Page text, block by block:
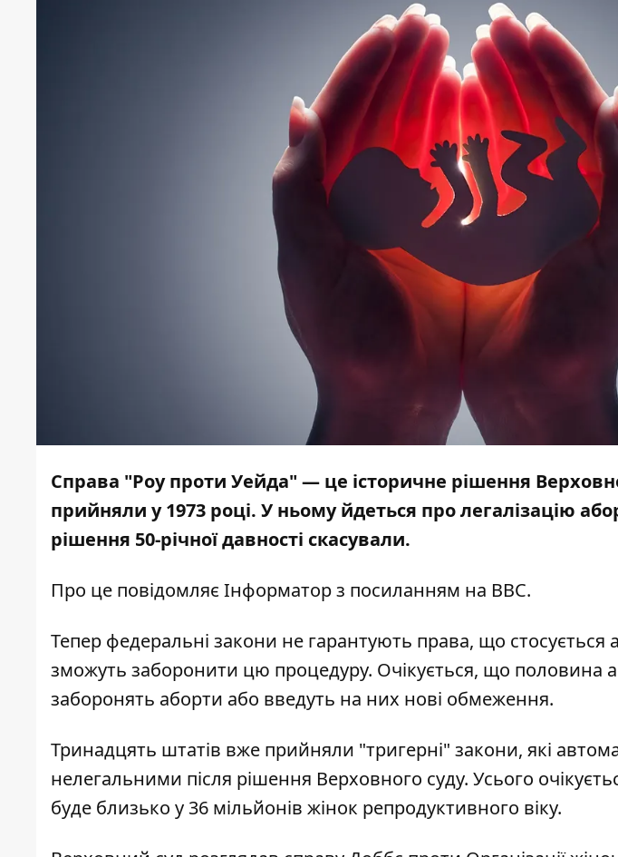
Справа "Роу проти Уейда" — це історичне рішення
прийняли у 1973 році. У ньому йдеться про легалізацію
рішення 50-річної давності скасували.
Про це повідомляє Інформаторз посиланням на BBC.
Тепер федеральні закони не гарантують права, що стосується
зможуть заборонити цю процедуру. Очікується, що половина
заборонять аборти або введуть на них нові обмеження.
Тринадцять штатів вже прийняли "тригерні" закони, які
нелегальними після рішення Верховного суду. Усього
буде близько у 36 мільйонів жінок репродуктивного віку.